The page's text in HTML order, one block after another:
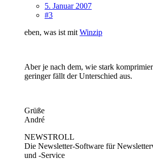
5. Januar 2007
#3
eben, was ist mit Winzip
Aber je nach dem, wie stark
geringer fällt der Unterschied aus.
Grüße
André
NEWSTROLL
Die Newsletter-Software für
und -Service